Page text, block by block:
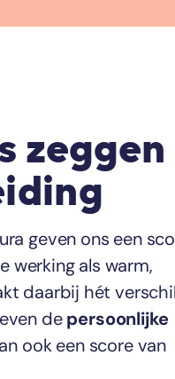
zeggen
geven ons een
werking als warm,
daarbij hét verschil
depersoonlijke
ook een score van